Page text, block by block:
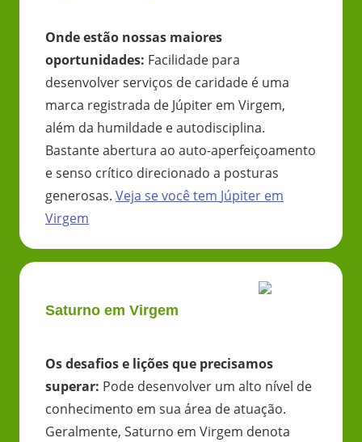
Onde estão nossas maiores
oportunidades: Facilidade para
desenvolver serviços de caridade é uma
marca registrada de Júpiter em Virgem,
além da humildade e autodisciplina.
Bastante abertura ao auto-aperfeiçoamento
e senso crítico direcionado a posturas
generosas. Veja se você tem Júpiter em
Virgem
Saturno em Virgem
Os desafios e lições que precisamos
superar: Pode desenvolver um alto nível de
conhecimento em sua área de atuação.
Geralmente, Saturno em Virgem denota